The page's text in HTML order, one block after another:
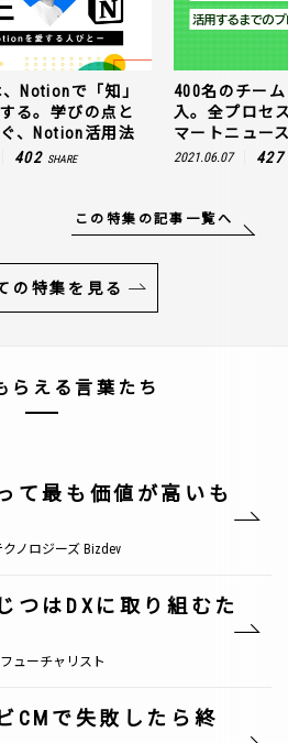
Notionで「知」
る。学びの点と
、Notion活用法
402 SHARE
400名のチー
入。全プロセ
マートニュー
2021.06.07 427
この特集の記事一覧へ
の特集を見る
らえる言葉たち
て最も価値が高いも
ノロジーズ Bizdev
つはDXに取り組むた
ューチャリスト
CMで失敗したら終